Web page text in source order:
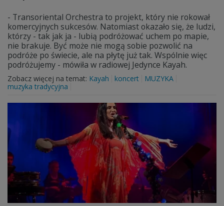
- Transoriental Orchestra to projekt, który nie rokował
komercyjnych sukcesów. Natomiast okazało się, że ludzi,
którzy - tak jak ja - lubią podróżować uchem po mapie,
nie brakuje. Być może nie mogą sobie pozwolić na
podróże po świecie, ale na płytę już tak. Wspólnie więc
podróżujemy - mówiła w radiowej Jedynce Kayah.
Zobacz więcej na temat: Kayah koncert
MUZYKA
muzyka tradycyjna